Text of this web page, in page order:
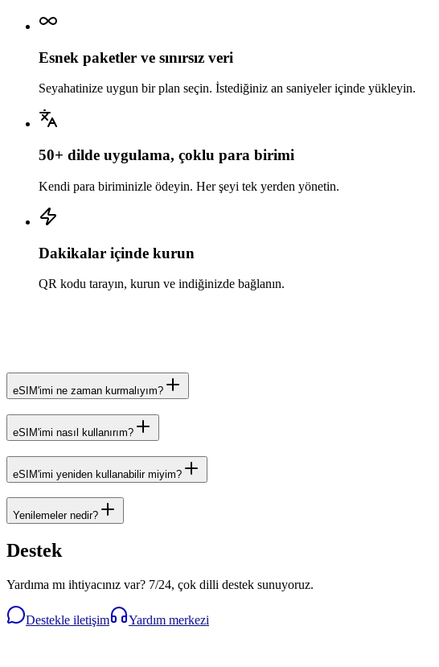
Esnek paketler ve sınırsız veri
Seyahatinize uygun bir plan seçin. İstediğiniz an saniyeler içinde yükleyin.
50+ dilde uygulama, çoklu para birimi
Kendi para biriminizle ödeyin. Her şeyi tek yerden yönetin.
Dakikalar içinde kurun
QR kodu tarayın, kurun ve indiğinizde bağlanın.
eSIM'imi ne zaman kurmalıyım?
eSIM'imi nasıl kullanırım?
eSIM'imi yeniden kullanabilir miyim?
Yenilemeler nedir?
Destek
Yardıma mı ihtiyacınız var? 7/24, çok dilli destek sunuyoruz.
Destekle iletişim Yardım merkezi